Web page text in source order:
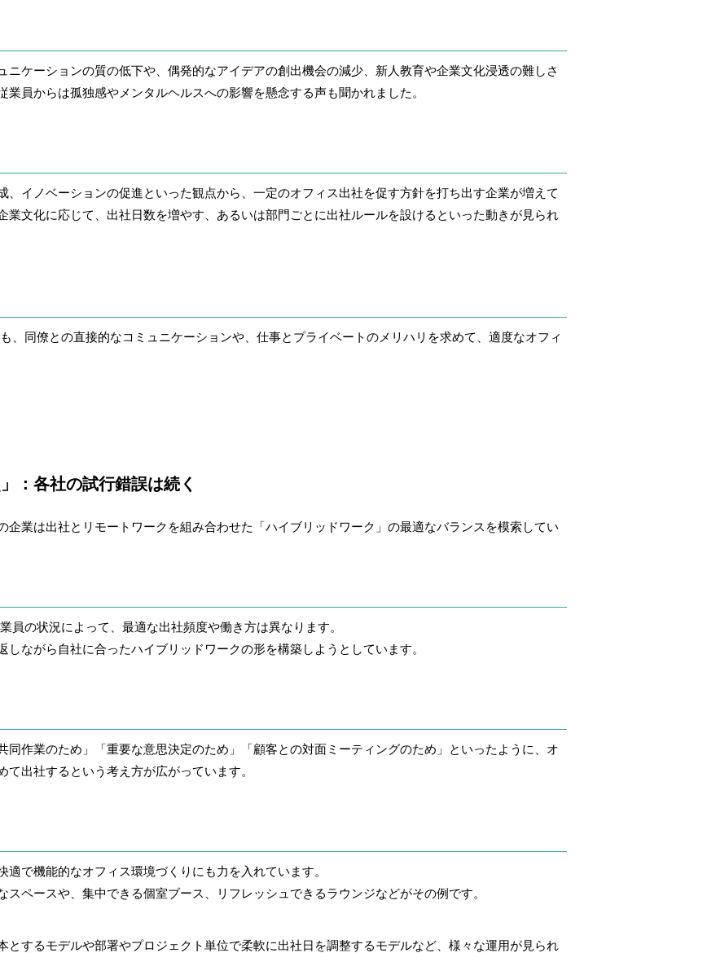
ニケーションの質の低下や、偶発的なアイデアの創出機会の減少、新人教育や企業文化浸透の難しさ
員からは孤独感やメンタルヘルスへの影響を懸念する声も聞かれました。
、イノベーションの促進といった観点から、一定のオフィス出社を促す方針を打ち出す企業が増えて
業文化に応じて、出社日数を増やす、あるいは部門ごとに出社ルールを設けるといった動きが見られ
、同僚との直接的なコミュニケーションや、仕事とプライベートのメリハリを求めて、適度なオフィ
：各社の試行錯誤は続く
企業は出社とリモートワークを組み合わせた「ハイブリッドワーク」の最適なバランスを模索してい
員の状況によって、最適な出社頻度や働き方は異なります。
ながら自社に合ったハイブリッドワークの形を構築しようとしています。
同作業のため」「重要な意思決定のため」「顧客との対面ミーティングのため」といったように、オ
出社するという考え方が広がっています。
で機能的なオフィス環境づくりにも力を入れています。
スペースや、集中できる個室ブース、リフレッシュできるラウンジなどがその例です。
とするモデルや部署やプロジェクト単位で柔軟に出社日を調整するモデルなど、様々な運用が見られ